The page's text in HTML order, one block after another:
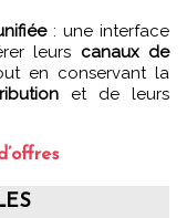
: une interface
leurs canaux de
en conservant la
et de leurs